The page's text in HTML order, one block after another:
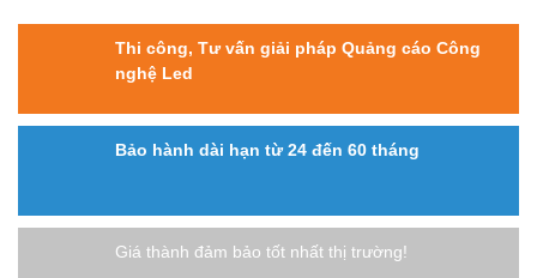
Thi công, Tư vấn giải pháp Quảng cáo Công
nghệ Led
Bảo hành dài hạn từ 24 đến 60 tháng
Giá thành đảm bảo tốt nhất thị trường!